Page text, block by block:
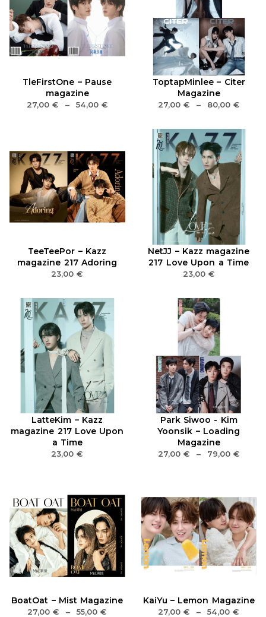
TleFirstOne – Pause
magazine
27,00 € – 54,00 €
ToptapMinlee – Citer
Magazine
27,00 € – 80,00 €
TeeTeePor – Kazz
magazine 217 Adoring
23,00€
NetJJ – Kazz magazine
217 Love Upon a Time
23,00 €
LatteKim – Kazz
magazine 217 Love Upon
a Time
23,00€
Park Siwoo - Kim
Yoonsik – Loading
Magazine
27,00 € – 79,00 €
BoatOat – Mist Magazine
27,00€ – 55,00€
KaiYu – Lemon Magazine
27,00€ – 54,00€